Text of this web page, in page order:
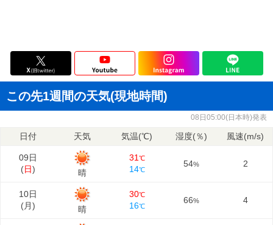
この先1週間の天気(現地時間)
08日05:00(日本時)発表
日付 天気 気温(℃) 湿度(％) 風速(m/s)
09日
(日) 晴
31 ℃
14℃
54% 2
10日
(月) 晴
30℃
16℃
66% 4